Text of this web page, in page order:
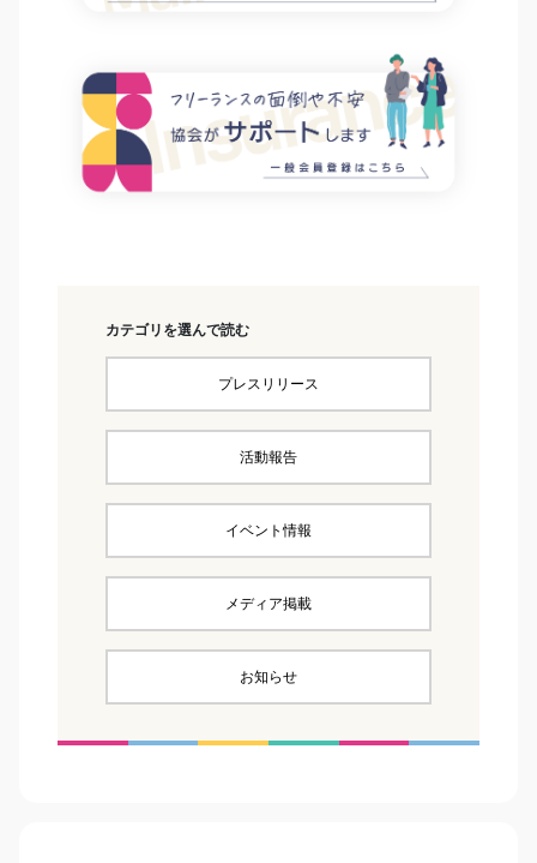
カテゴリを選んで読む
プレスリリース
活動報告
イベント情報
メディア掲載
お知らせ